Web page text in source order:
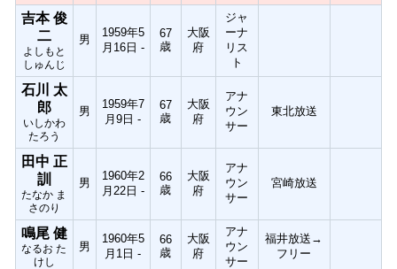
吉本 俊
二
よしもと
しゅんじ
男
1959年5
月16日 -
67
歳
大阪
府
ジャ
ーナ
リス
ト
石川 太
郎
いしかわ
たろう
男
1959年7
月9日 -
67
歳
大阪
府
アナ
ウン
サー
東北放送
田中 正
訓
たなか ま
さのり
男
1960年2
月22日 -
66
歳
大阪
府
アナ
ウン
サー
宮崎放送
鳴尾 健
なるお た
けし
男
1960年5
月1日 -
66
歳
大阪
府
アナ
ウン
サー
福井放送→
フリー